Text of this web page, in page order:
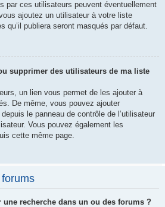
par ces utilisateurs peuvent éventuellement
ajoutez un utilisateur à votre liste
qu’il publiera seront masqués par défaut.
supprimer des utilisateurs de ma liste
un lien vous permet de les ajouter à
De même, vous pouvez ajouter
le panneau de contrôle de l’utilisateur
Vous pouvez également les
cette même page.
une recherche dans un ou des forums ?